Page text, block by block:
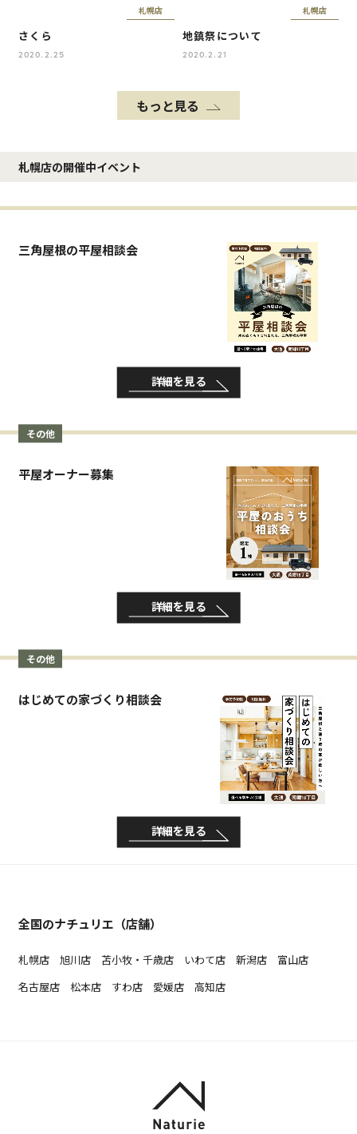
札幌店
さくら
2020.2.25
札幌店
地鎮祭について
2020.2.21
もっと見る
札幌店の開催中イベント
三角屋根の平屋相談会
詳細を見る
その他
平屋オーナー募集
詳細を見る
その他
はじめての家づくり相談会
詳細を見る
全国のナチュリエ（店舗）
札幌店 旭川店 苫小牧・千歳店 いわて店 新潟店
富山店
名古屋店
松本店 すわ店 愛媛店 高知店